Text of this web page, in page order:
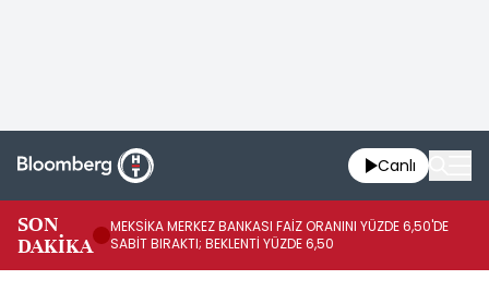
Canlı
SON
DAKİKA
MEKSİKA MERKEZ BANKASI FAİZ ORANINI YÜZDE 6,50'DE
SABİT BIRAKTI; BEKLENTİ YÜZDE 6,50